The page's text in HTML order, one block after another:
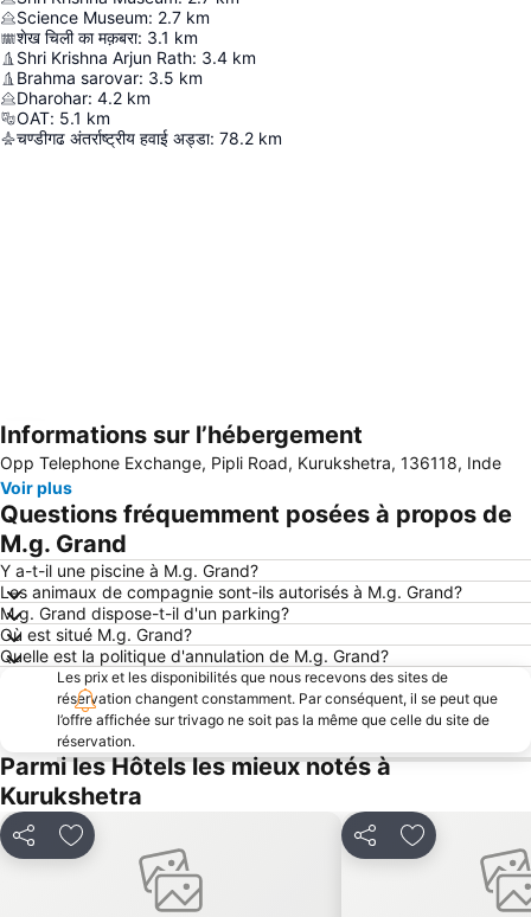
Science Museum: 2.7 km
शेख चिली का मक़बरा: 3.1 km
Shri Krishna Arjun Rath: 3.4 km
Brahma sarovar: 3.5 km
Dharohar: 4.2 km
OAT: 5.1 km
चण्डीगढ अंतर्राष्ट्रीय हवाई अड्डा: 78.2 km
Agrandir la carte
Informations sur l’hébergement
Opp Telephone Exchange, Pipli Road, Kurukshetra, 136118, Inde
Voir plus
Questions fréquemment posées à propos de
M.g. Grand
Y a-t-il une piscine à M.g. Grand?
Les animaux de compagnie sont-ils autorisés à M.g. Grand?
M.g. Grand dispose-t-il d'un parking?
Où est situé M.g. Grand?
Quelle est la politique d'annulation de M.g. Grand?
Les prix et les disponibilités que nous recevons des sites de
réservation changent constamment. Par conséquent, il se peut que
l’offre affichée sur trivago ne soit pas la même que celle du site de
réservation.
Parmi les Hôtels les mieux notés à
Kurukshetra
PartagerAjouter à mes favoris PartagerAjouter à